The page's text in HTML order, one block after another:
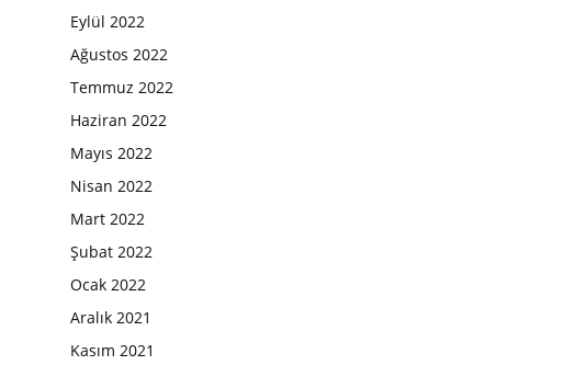
Eylül 2022
Ağustos 2022
Temmuz 2022
Haziran 2022
Mayıs 2022
Nisan 2022
Mart 2022
Şubat 2022
Ocak 2022
Aralık 2021
Kasım 2021